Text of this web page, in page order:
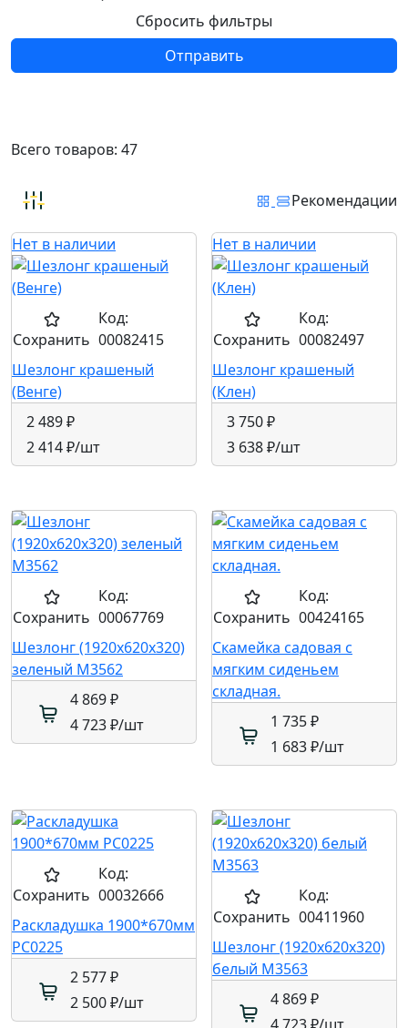
Сбросить фильтры
Отправить
Всего товаров: 47
Рекомендации
Нет в наличии
Сохранить
Код:
00082415
Шезлонг крашеный
(Венге)
2 489 ₽
2 414 ₽/шт
Нет в наличии
Сохранить
Код:
00082497
Шезлонг крашеный
(Клен)
3 750 ₽
3 638 ₽/шт
Сохранить
Код:
00067769
Шезлонг (1920х620х320)
зеленый М3562
4 869 ₽
4 723 ₽/шт
Сохранить
Код:
00424165
Скамейка садовая с
мягким сиденьем
складная.
1 735 ₽
1 683 ₽/шт
Сохранить
Код:
00032666
Раскладушка 1900*670мм
РС0225
2 577 ₽
2 500 ₽/шт
Сохранить
Код:
00411960
Шезлонг (1920х620х320)
белый М3563
4 869 ₽